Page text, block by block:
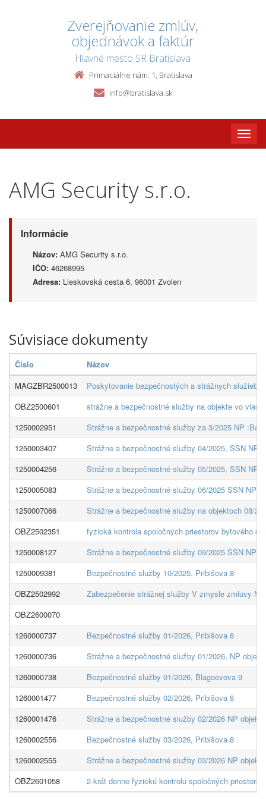
Zverejňovanie zmlúv,
objednávok a faktúr
Hlavné mesto SR Bratislava
Primaciálne nám. 1, Bratislava
info@bratislava.sk
Toggle
AMG Security s.r.o.
Informácie
Názov: AMG Security s.r.o.
IČO: 46268995
Adresa: Lieskovská cesta 6, 96001 Zvolen
Súvisiace dokumenty
Číslo
Názov
MAGZBR2500013
Poskytovanie bezpečnostých a strážnych služieb
OBZ2500601
strážne a bezpečnostné služby na objekte vo
1250002951
Strážne a bezpečnostné služby za 3/2025 NP
1250003407
Strážne a bezpečnostné služby 04/2025, SSN NP
1250004256
Strážne a bezpečnostné služby 05/2025, SSN NP
1250005083
Strážne a bezpečnostné služby 06/2025 SSN NP
1250007066
Strážne a bezpečnostné služby na objektoch 08/
OBZ2502351
fyzická kontrola spoločných priestorov bytového
1250008127
Strážne a bezpečnostné služby 09/2025 SSN NP
1250009381
Bezpečnostné služby 10/2025, Pribišova 8
OBZ2502992
Zabezpečenie strážnej služby V zmysle zmluvy
OBZ2600070
1260000737
Bezpečnostné služby 01/2026, Pribišova 8
1260000736
Strážne a bezpečnostné služby 01/2026, NP
1260000738
Bezpečnostné služby 01/2026, Blagoevova 9
1260001477
Bezpečnostné služby 02/2026, Pribišova 8
1260001476
Strážne a bezpečnostné služby 02/2026 NP
1260002556
Bezpečnostné služby 03/2026, Pribišova 8
1260002555
Strážne a bezpečnostné služby 03/2026 NP
OBZ2601058
2-krát denne fyzickú kontrolu spoločných